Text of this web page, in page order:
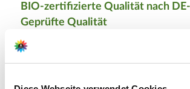
BIO-zertifizierte Qualität nach
Geprüfte Qualität
Diese Palmlilienpflanze ist nach dem ÖKO-
Produktsicherheit.